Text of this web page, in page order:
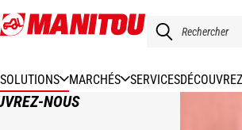
Aller
au
SOLUTIONS
MARCHÉS SERVICES
NOUS